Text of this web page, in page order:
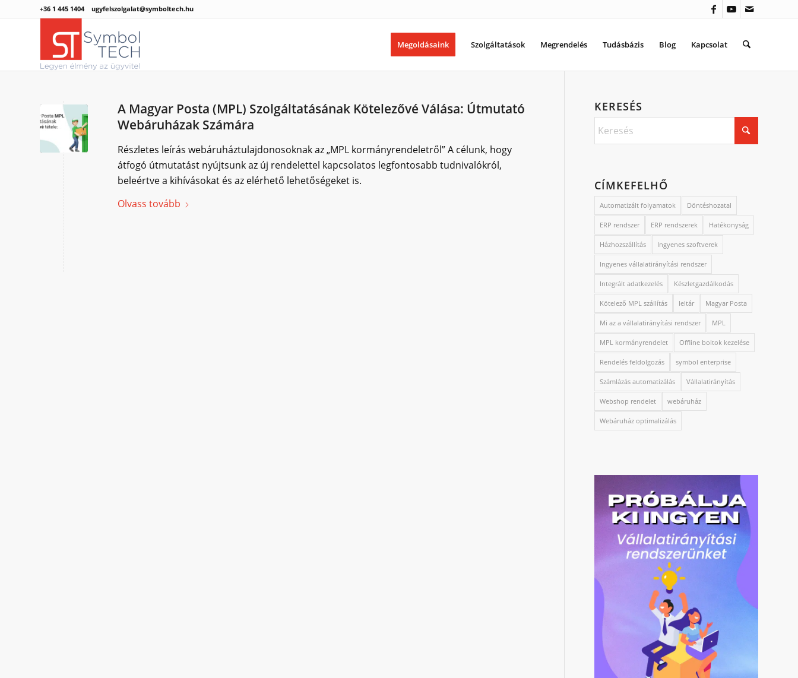
+36 1 445 1404 ugyfelszolgalat@symboltech.hu
Megoldásaink Szolgáltatások Megrendelés Tudásbázis Blog Kapcsolat
A Magyar Posta (MPL) Szolgáltatásának Kötelezővé Válása: Útmutató
Webáruházak Számára
Részletes leírás webáruháztulajdonosoknak az „MPL kormányrendeletről” A célunk, hogy
átfogó útmutatást nyújtsunk az új rendelettel kapcsolatos legfontosabb tudnivalókról,
beleértve a kihívásokat és az elérhető lehetőségeket is.
Olvass tovább
KERESÉS
CÍMKEFELHŐ
Automatizált folyamatok Döntéshozatal
ERP rendszer ERP rendszerek Hatékonyság
Házhozszállítás Ingyenes szoftverek
Ingyenes vállalatirányítási rendszer
Integrált adatkezelés Készletgazdálkodás
Kötelező MPL szállítás leltár Magyar Posta
Mi az a vállalatirányítási rendszer MPL
MPL kormányrendelet Offline boltok kezelése
Rendelés feldolgozás symbol enterprise
Számlázás automatizálás Vállalatirányítás
Webshop rendelet webáruház
Webáruház optimalizálás